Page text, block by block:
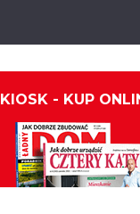
KIOSK - KUP